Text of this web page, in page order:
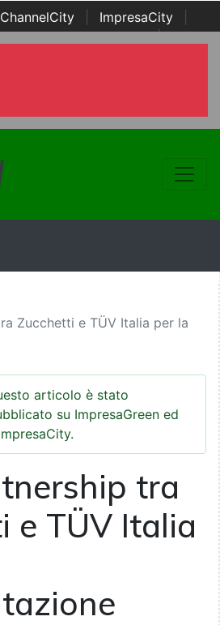
ChannelCity ImpresaCity
Italian Channel Awards | Italian
Zucchetti e TÜV Italia per la
articolo è stato
su ImpresaGreen ed
tra
e TÜV Italia